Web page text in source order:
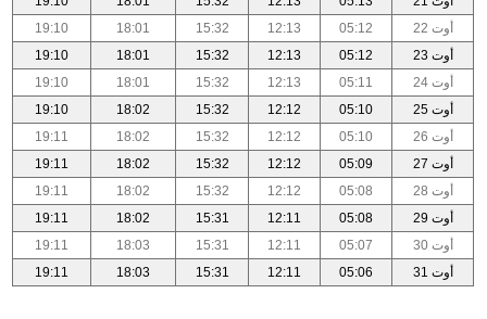
أوت 22
05:12
12:13
15:32
18:01
19:10
أوت 23
05:12
12:13
15:32
18:01
19:10
أوت 24
05:11
12:13
15:32
18:01
19:10
أوت 25
05:10
12:12
15:32
18:02
19:10
أوت 26
05:10
12:12
15:32
18:02
19:11
أوت 27
05:09
12:12
15:32
18:02
19:11
أوت 28
05:08
12:12
15:32
18:02
19:11
أوت 29
05:08
12:11
15:31
18:02
19:11
أوت 30
05:07
12:11
15:31
18:03
19:11
أوت 31
05:06
12:11
15:31
18:03
19:11